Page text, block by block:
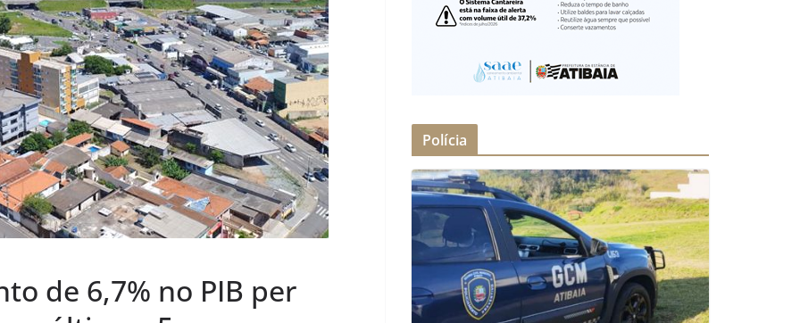
de 6,7% no PIB per
Polícia